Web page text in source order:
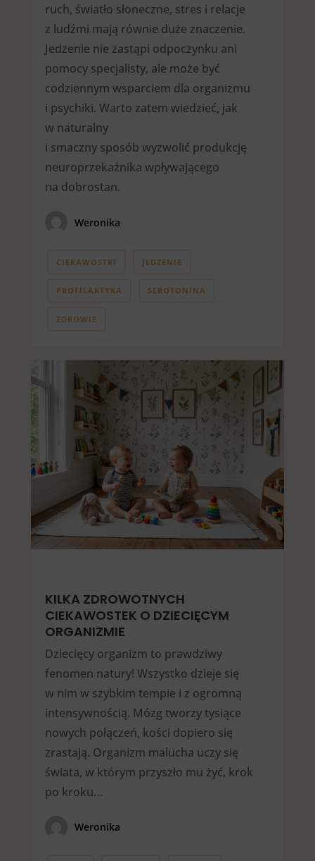
ruch, światło słoneczne, stres i relacje
z ludźmi mają równie duże znaczenie.
Jedzenie nie zastąpi odpoczynku ani
pomocy specjalisty, ale może być
codziennym wsparciem dla organizmu
i psychiki. Warto zatem wiedzieć, jak
w naturalny
i smaczny sposób wyzwolić produkcję
neuroprzekaźnika wpływającego
na dobrostan.
Weronika
CIEKAWOSTKI JEDZENIE
PROFILAKTYKA SEROTONINA
ZDROWIE
KILKA ZDROWOTNYCH
CIEKAWOSTEK O DZIECIĘCYM
ORGANIZMIE
Dziecięcy organizm to prawdziwy
fenomen natury! Wszystko dzieje się
w nim w szybkim tempie i z ogromną
intensywnością. Mózg tworzy tysiące
nowych połączeń, kości dopiero się
zrastają. Organizm malucha uczy się
świata, w którym przyszło mu żyć, krok
po kroku…
Weronika